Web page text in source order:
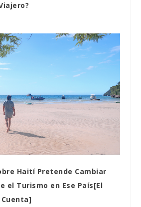
Haití Pretende Cambiar
el Turismo en Ese País[El
Cuenta]